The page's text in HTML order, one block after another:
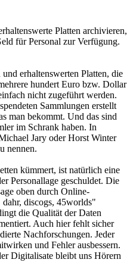
Platten archivieren,
für Personal zur Verfügung.
erhaltenswerten Platten, die
hundert Euro bzw. Dollar
nicht zugeführt werden.
Sammlungen erstellt
man bekommt. Und das sind
im Schrank haben. In
Jary oder Horst Winter
nennen.
kümmert, ist natürlich eine
Personallage geschuldet. Die
oben durch Online-
discogs, 45worlds"
die Qualität der Daten
Auch hier fehlt sicher
Nachforschungen. Jeder
und Fehler ausbessern.
Digitalisate bleibt uns Hörern